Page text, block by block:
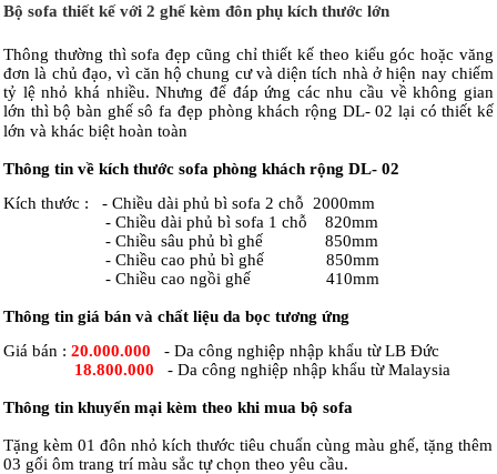
Bộ sofa thiết kế với 2 ghế kèm đôn phụ kích thước lớn
Thông thường thì sofa đẹp cũng chỉ thiết kế theo kiểu góc hoặc văng
đơn là chủ đạo, vì căn hộ chung cư và diện tích nhà ở hiện nay chiếm
tỷ lệ nhỏ khá nhiều. Nhưng để đáp ứng các nhu cầu về không gian
lớn thì bộ bàn ghế sô fa đẹp phòng khách rộng DL- 02 lại có thiết kế
lớn và khác biệt hoàn toàn
Thông tin về kích thước sofa phòng khách rộng DL- 02
Kích thước : - Chiều dài phủ bì sofa 2 chỗ 2000mm
- Chiều dài phủ bì sofa 1 chỗ 820mm
- Chiều sâu phủ bì ghế 850mm
- Chiều cao phủ bì ghế 850mm
- Chiều cao ngồi ghế 410mm
Thông tin giá bán và chất liệu da bọc tương ứng
Giá bán : 20.000.000 - Da công nghiệp nhập khẩu từ LB Đức
18.800.000 - Da công nghiệp nhập khẩu từ Malaysia
Thông tin khuyến mại kèm theo khi mua bộ sofa
Tặng kèm 01 đôn nhỏ kích thước tiêu chuẩn cùng màu ghế, tặng thêm
03 gối ôm trang trí màu sắc tự chọn theo yêu cầu.